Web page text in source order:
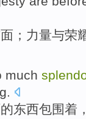
； 力量与荣
much
的东西包围着